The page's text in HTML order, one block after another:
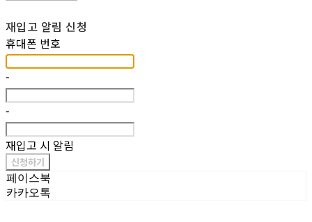
재입고 알림 신청
휴대폰 번호
-
-
재입고 시 알림
신청하기
페이스북
카카오톡